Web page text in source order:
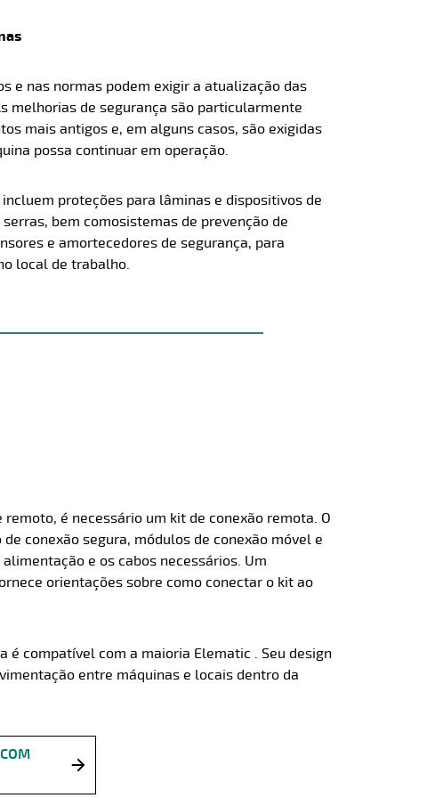
e nas normas podem exigir a atualização das
melhorias de segurança são particularmente
mais antigos e, em alguns casos, são exigidas
possa continuar em operação.
proteções para lâminas e dispositivos de
bem comosistemas de prevenção de
e amortecedores de segurança, para
local de trabalho.
é necessário um kit de conexão remota. O
conexão segura, módulos de conexão móvel e
e os cabos necessários. Um
orientações sobre como conectar o kit ao
é compatível com a maioria Elematic . Seu design
entre máquinas e locais dentro da